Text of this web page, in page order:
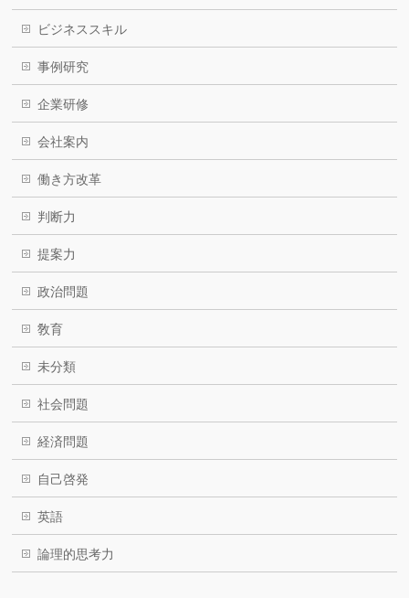
ビジネススキル
事例研究
企業研修
会社案内
働き方改革
判断力
提案力
政治問題
敎育
未分類
社会問題
経済問題
自己啓発
英語
論理的思考力